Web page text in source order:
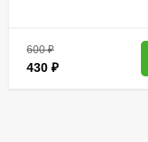
600₽
430 ₽